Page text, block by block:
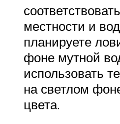
местности и
планируете
фоне мутной
использовать
на светлом
цвета.